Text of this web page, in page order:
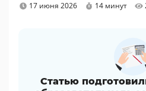
17 июня 2026 14 минут
Статью